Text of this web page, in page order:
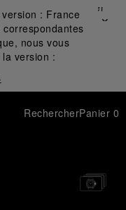
: France
nous vous
version :
Fermer
✕
RechercherPanier 0